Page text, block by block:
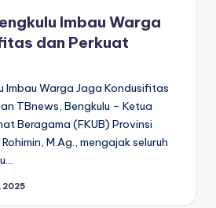
Imbau Warga
dan Perkuat
Imbau Warga Jaga Kondusifitas
TBnews, Bengkulu – Ketua
Beragama (FKUB) Provinsi
M.Ag., mengajak seluruh
2025